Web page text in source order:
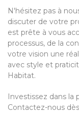
N'hésitez pas à
discuter de votre
est prête à vous
processus, de la
votre vision une
avec style et
Habitat.
Investissez dans la
Contactez-nous